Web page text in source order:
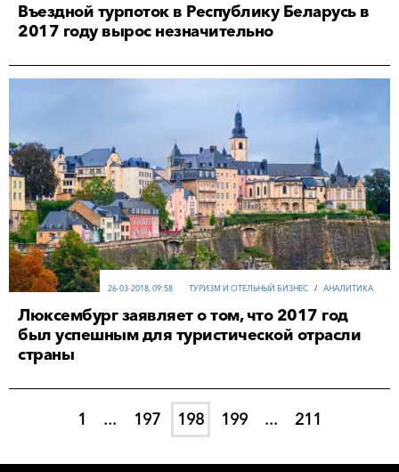
Въездной турпоток в Республику Беларусь в
2017 году вырос незначительно
ТУРИЗМ И ОТЕЛЬНЫЙ БИЗНЕС / АНАЛИТИКА
26-03-2018, 09:58
Люксембург заявляет о том, что 2017 год
был успешным для туристической отрасли
страны
1 ... 197 198 199 ... 211